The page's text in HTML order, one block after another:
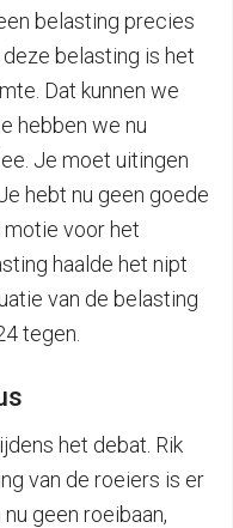
belasting precies
deze belasting is het
Dat kunnen we
hebben we nu
Je moet uitingen
hebt nu geen goede
motie voor het
haalde het nipt
van de belasting
tegen.
het debat. Rik
van de roeiers is er
geen roeibaan,